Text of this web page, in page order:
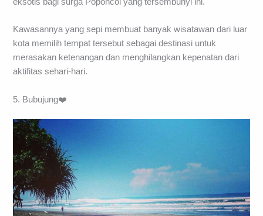
Kawasannya yang sepi membuat banyak wisatawan dari luar
kota memilih tempat tersebut sebagai destinasi untuk
merasakan ketenangan dan menghilangkan kepenatan dari
aktifitas sehari-hari.
5. Bubujung❤️